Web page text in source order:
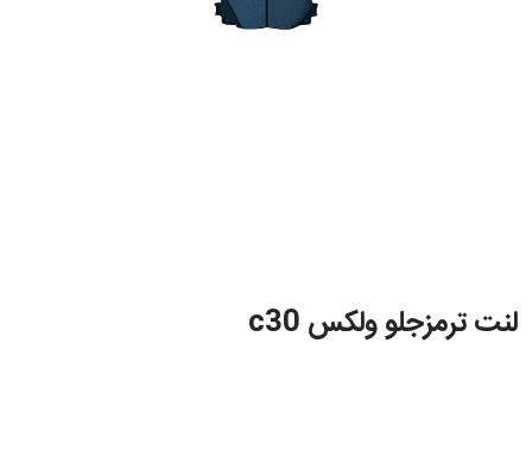
لنت ترمزجلو ولکس c30